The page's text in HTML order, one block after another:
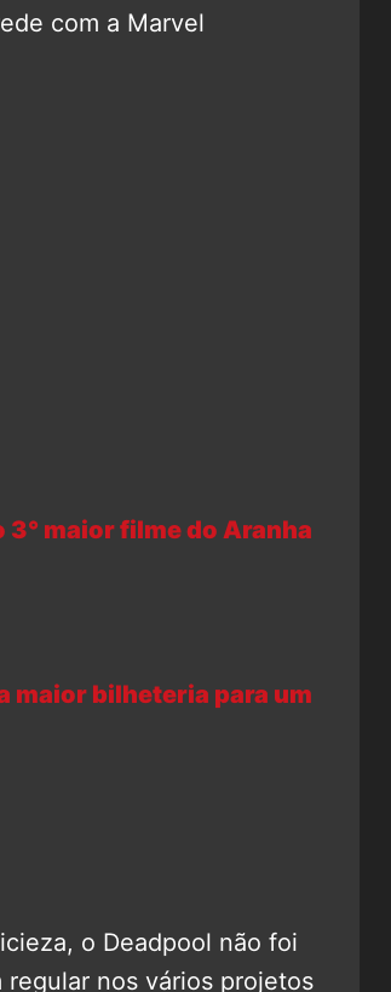
com a Marvel
3° maior filme do Aranha
maior bilheteria para um
o Deadpool não foi
nos vários projetos